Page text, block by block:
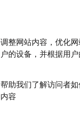
整网站内容，优化
的设备，并根据用
助我们了解访问者
容